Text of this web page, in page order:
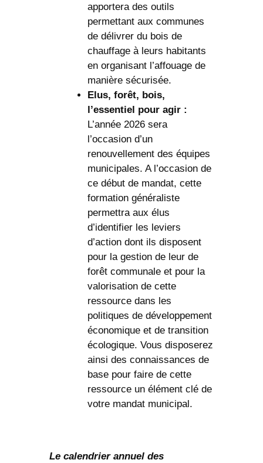
apportera des outils
permettant aux communes
de délivrer du bois de
chauffage à leurs habitants
en organisant l’affouage de
manière sécurisée.
Elus, forêt, bois,
l’essentiel pour agir :
L’année 2026 sera
l’occasion d’un
renouvellement des équipes
municipales. A l’occasion de
ce début de mandat, cette
formation généraliste
permettra aux élus
d’identifier les leviers
d’action dont ils disposent
pour la gestion de leur de
forêt communale et pour la
valorisation de cette
ressource dans les
politiques de développement
économique et de transition
écologique. Vous disposerez
ainsi des connaissances de
base pour faire de cette
ressource un élément clé de
votre mandat municipal.
Le calendrier annuel des